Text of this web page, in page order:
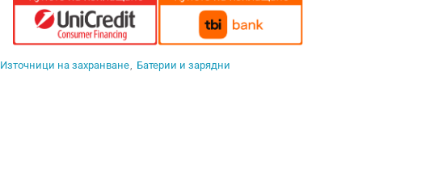
Източници на захранване Батерии и зарядни